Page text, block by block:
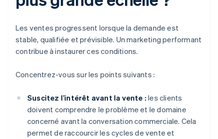
Les ventes progressent lorsque la demande est
stable, qualifiée et prévisible. Un marketing performant
contribue à instaurer ces conditions.
Concentrez-vous sur les points suivants :
Suscitez l’intérêt avant la vente : les clients
doivent comprendre le problème et le domaine
concerné avant la conversation commerciale. Cela
permet de raccourcir les cycles de vente et